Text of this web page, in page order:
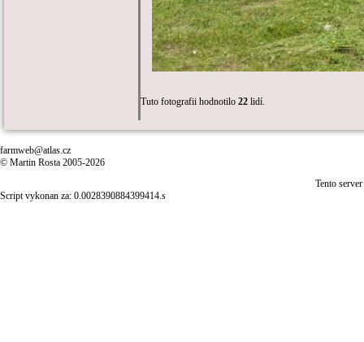
Tuto fotografii hodnotilo 22 lidí.
farmweb@atlas.cz
© Martin Rosta 2005-2026
Tento
Script vykonan za: 0.0028390884399414.s